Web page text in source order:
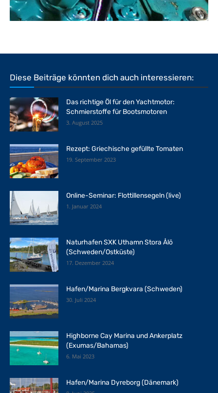
Diese Beiträge könnten dich auch interessieren:
Das richtige Öl für den Yachtmotor:
Schmierstoffe für Bootsmotoren
3. August 2025
Rezept: Griechische gefüllte Tomaten
19. September 2023
Online-Seminar: Flottillensegeln (live)
1. Januar 2024
Naturhafen SXK Uthamn Stora Ålö
(Schweden/Ostküste)
17. Dezember 2024
Hafen/Marina Bergkvara (Schweden)
30. Juli 2024
Highborne Cay Marina und Ankerplatz
(Exumas/Bahamas)
6. Mai 2023
Hafen/Marina Dyreborg (Dänemark)